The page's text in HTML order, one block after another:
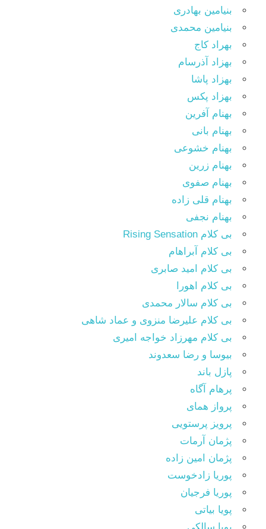
بنیامین بهادری
بنیامین محمدی
بهراد کاج
بهزاد آذرسام
بهزاد پاشا
بهزاد پکس
بهنام آفرین
بهنام بانی
بهنام خشوعی
بهنام زرین
بهنام صفوی
بهنام قلی زاده
بهنام نجفی
بی کلام Rising Sensation
بی کلام آبراهام
بی کلام امید صابری
بی کلام اهورا
بی کلام سالار محمدی
بی کلام علیرضا منزوی و عماد شاهی
بی کلام مهرزاد خواجه امیری
بیوسا و رضا سعدوند
پازل باند
پرهام آگاه
پرواز همای
پرویز پرستویی
پژمان آرمات
پژمان امین زاده
پوریا زادخوست
پوریا فرجیان
پویا بیاتی